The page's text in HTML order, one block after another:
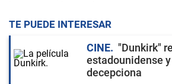
TE PUEDE INTERESAR
CINE
"Dunkirk"
estadounidense
decepciona